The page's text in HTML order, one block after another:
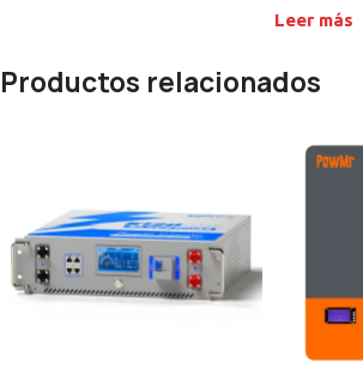
Leer más
Productos relacionados